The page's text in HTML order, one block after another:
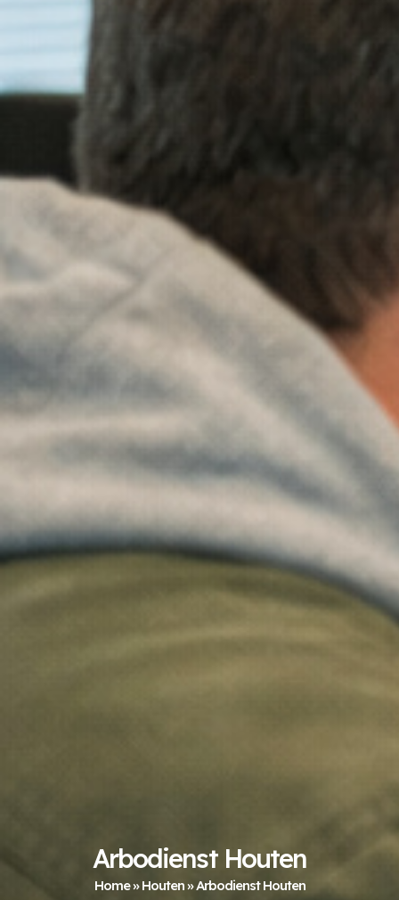
Arbodienst Houten
Home»Houten»Arbodienst Houten